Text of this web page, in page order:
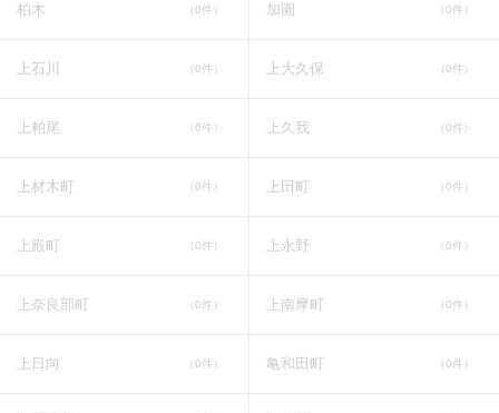
柏木 （0件） 加園 （0件）
上石川 （0件） 上大久保 （0件）
上粕尾 （0件） 上久我 （0件）
上材木町 （0件） 上田町 （0件）
上殿町 （0件） 上永野 （0件）
上奈良部町 （0件） 上南摩町 （0件）
上日向 （0件） 亀和田町 （0件）